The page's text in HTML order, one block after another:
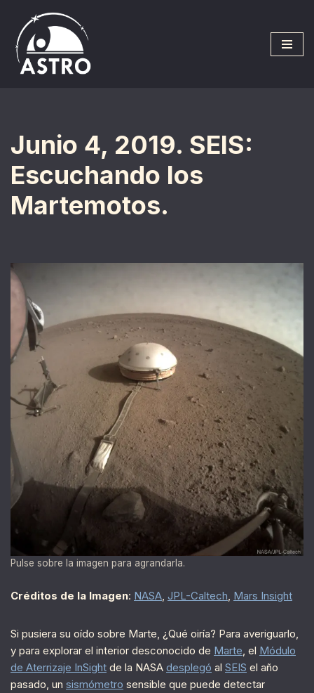
Saltar
al
contenido
Junio 4, 2019. SEIS:
Escuchando los
Martemotos.
Pulse sobre la imagen para agrandarla.
Créditos de la Imagen: NASA, JPL-Caltech, Mars Insight
Si pusiera su oído sobre Marte, ¿Qué oiría? Para averiguarlo,
y para explorar el interior desconocido de Marte, el Módulo
de Aterrizaje InSight de la NASA desplegó al SEIS el año
pasado, un sismómetro sensible que puede detectar